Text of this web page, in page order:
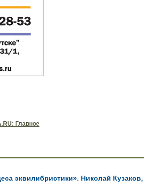
Главное
эквилибристики». Николай